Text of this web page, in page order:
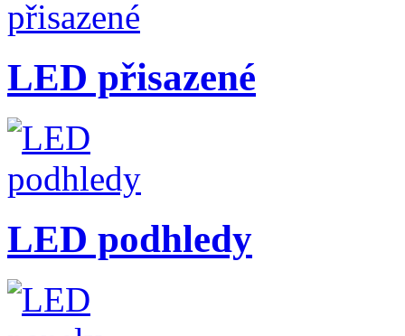
LED přisazené
LED podhledy